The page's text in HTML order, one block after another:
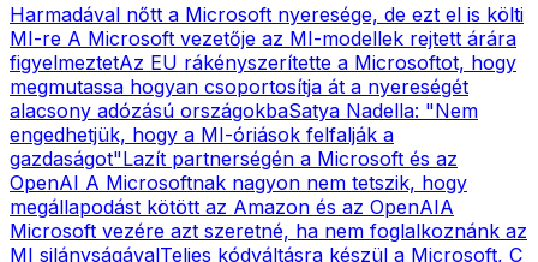
Harmadával nőtt a Microsoft nyeresége, de ezt el is költi
MI-re A Microsoft vezetője az MI-modellek rejtett árára
figyelmeztetAz EU rákényszerítette a Microsoftot, hogy
megmutassa hogyan csoportosítja át a nyereségét
alacsony adózású országokbaSatya Nadella: "Nem
engedhetjük, hogy a MI-óriások felfalják a
gazdaságot"Lazít partnerségén a Microsoft és az
OpenAI A Microsoftnak nagyon nem tetszik, hogy
megállapodást kötött az Amazon és az OpenAIA
Microsoft vezére azt szeretné, ha nem foglalkoznánk az
MI silányságávalTeljes kódváltásra készül a Microsoft, C